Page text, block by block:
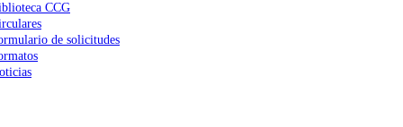
CCG
de solicitudes